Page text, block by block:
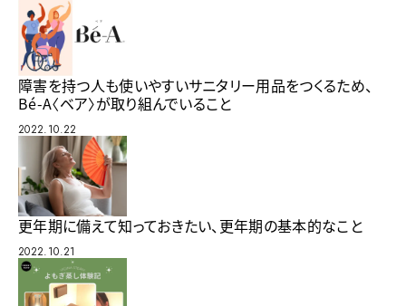
障害を持つ人も使いやすいサニタリー用品をつくるため、
Bé-A〈ベア〉が取り組んでいること
2022.10.22
更年期に備えて知っておきたい、更年期の基本的なこと
2022.10.21